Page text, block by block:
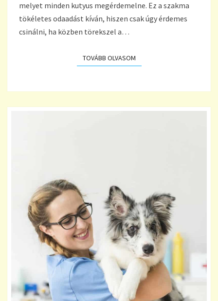
melyet minden kutyus megérdemelne. Ez a szakma
tökéletes odaadást kíván, hiszen csak úgy érdemes
csinálni, ha közben törekszel a…
TOVÁBB OLVASOMTOVÁBB OLVASOM